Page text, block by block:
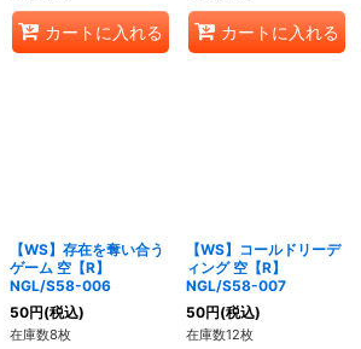
カートに入れる カートに入れる
【WS】存在を奪い合う
ゲーム 空【R】
NGL/S58-006
50円(税込)
在庫数8枚
【WS】コールドリーデ
ィング 空【R】
NGL/S58-007
50円(税込)
在庫数12枚